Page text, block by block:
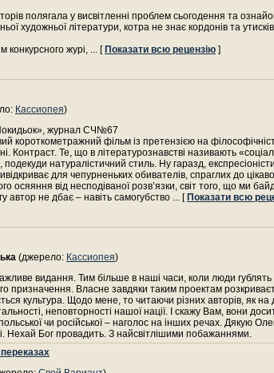
полягала у висвітленні проблем сьогодення та
художньої літератури, котра не знає кордонів та
конкурсного журі, ... [ Показати всю рецензію ]
Кассиопея)
журнал СЧ№67
короткометражний фільм із претензією на
Контраст. Те, що в літературознавстві називають
натуралістичний стиль. Ну гаразд,
для чепурненьких обивателів, спраглих до
осяяння від несподіваної розв’язки, світ того, що ми
автор не дбає – навіть самогубство ... [ Показати всю
(джерело: Кассиопея)
видання. Тим більше в наші часи, коли люди
призначення. Власне завдяки таким проектам
культура. Щодо мене, то читаючи різних авторів, як на
неповторності нашої нації. І скажу Вам, вони
чи російської – наголос на інших речах. Дякую
Нехай Бог провадить. З найсвітлішими побажаннями.